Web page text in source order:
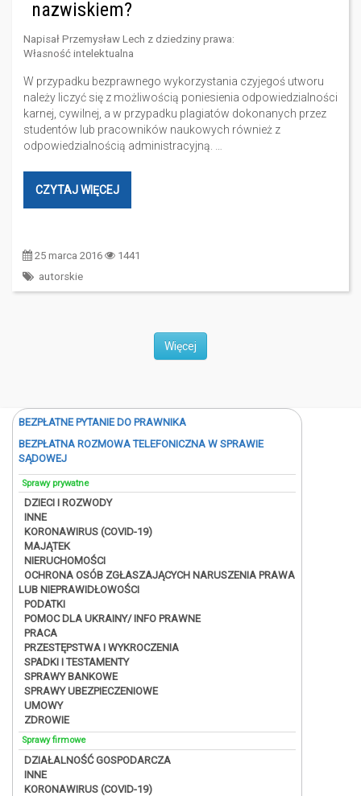
nazwiskiem?
Napisał Przemysław Lech z dziedziny prawa:
Własność intelektualna
W przypadku bezprawnego wykorzystania czyjegoś utworu
należy liczyć się z możliwością poniesienia odpowiedzialności
karnej, cywilnej, a w przypadku plagiatów dokonanych przez
studentów lub pracowników naukowych również z
odpowiedzialnością administracyjną. …
CZYTAJ WIĘCEJ
25 marca 2016
1441
autorskie
Więcej
BEZPŁATNE PYTANIE DO PRAWNIKA
BEZPŁATNA ROZMOWA TELEFONICZNA W SPRAWIE
SĄDOWEJ
Sprawy prywatne
DZIECI I ROZWODY
INNE
KORONAWIRUS (COVID-19)
MAJĄTEK
NIERUCHOMOŚCI
OCHRONA OSÓB ZGŁASZAJĄCYCH NARUSZENIA PRAWA
LUB NIEPRAWIDŁOWOŚCI
PODATKI
POMOC DLA UKRAINY/ INFO PRAWNE
PRACA
PRZESTĘPSTWA I WYKROCZENIA
SPADKI I TESTAMENTY
SPRAWY BANKOWE
SPRAWY UBEZPIECZENIOWE
UMOWY
ZDROWIE
Sprawy firmowe
DZIAŁALNOŚĆ GOSPODARCZA
INNE
KORONAWIRUS (COVID-19)